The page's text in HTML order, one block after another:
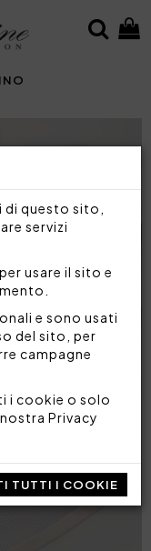
di questo sito,
servizi
usare il sito e
e sono usati
del sito, per
campagne
i cookie o solo
Privacy
TUTTI I COOKIE